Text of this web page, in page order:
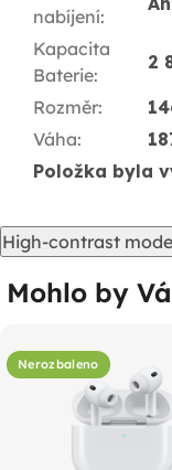
nabíjení:
Kapacita
Baterie:
2
Rozměr:
Váha:
Položka byla
High-contrast mode
Mohlo by
Nerozbaleno